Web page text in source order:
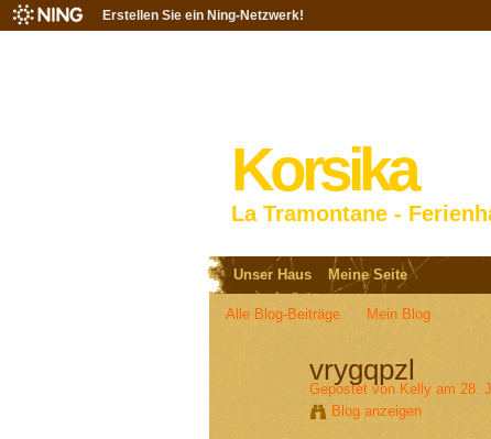
Erstellen Sie ein Ning-Netzwerk!
Korsika
La Tramontane -
Unser Haus Meine Seite
Alle Blog-Beiträge Mein Blog
vrygqpzl
Gepostet von Kellyam 28.
Blog anzeigen